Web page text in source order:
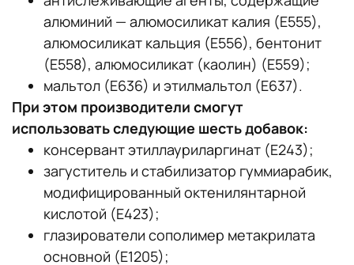
алюминий — алюмосиликат калия (E555),
алюмосиликат кальция (Е556), бентонит
(Е558), алюмосиликат (каолин) (Е559);
мальтол (Е636) и этилмальтол (Е637).
При этом производители смогут
использовать следующие шесть добавок:
консервант этиллауриларгинат (Е243);
загуститель и стабилизатор гуммиарабик,
модифицированный октенилянтарной
кислотой (Е423);
глазирователи сополимер метакрилата
основной (Е1205);